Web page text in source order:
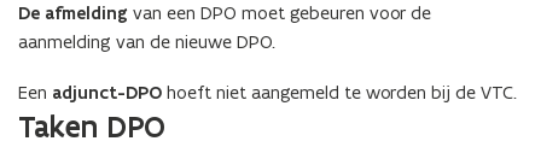
i
l
p
p
De afmelding van een DPO moet gebeuren voor de
aanmelding van de nieuwe DPO.
Een adjunct-DPO hoeft niet aangemeld te worden bij de VTC.
Taken DPO